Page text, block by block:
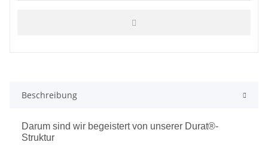
Beschreibung
Darum sind wir begeistert von unserer Durat®-
Struktur